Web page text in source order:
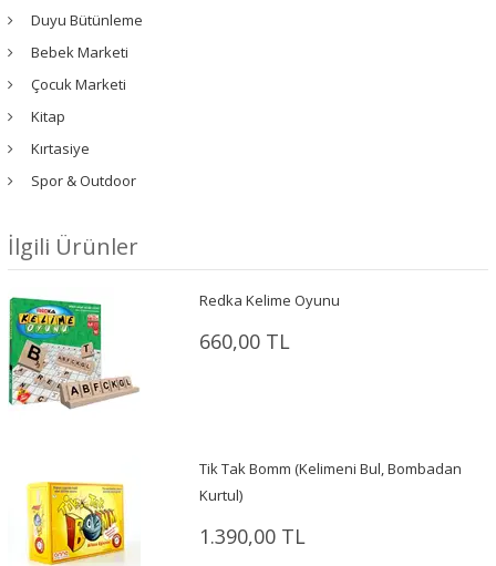
Duyu Bütünleme
Bebek Marketi
Çocuk Marketi
Kitap
Kırtasiye
Spor & Outdoor
İlgili Ürünler
Redka Kelime Oyunu
660,00 TL
Tik Tak Bomm (Kelimeni Bul, Bombadan
Kurtul)
1.390,00 TL